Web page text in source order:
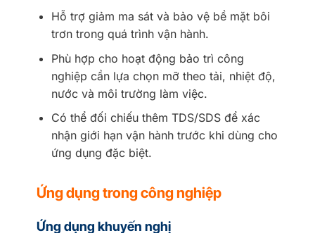
Hỗ trợ giảm ma sát và bảo vệ bề mặt bôi
trơn trong quá trình vận hành.
Phù hợp cho hoạt động bảo trì công
nghiệp cần lựa chọn mỡ theo tải, nhiệt độ,
nước và môi trường làm việc.
Có thể đối chiếu thêm TDS/SDS để xác
nhận giới hạn vận hành trước khi dùng cho
ứng dụng đặc biệt.
Ứng dụng trong công nghiệp
Ứng dụng khuyến nghị